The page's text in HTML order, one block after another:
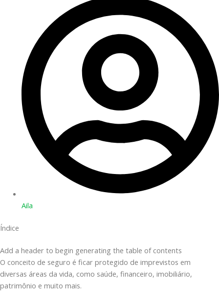
Aila
Índice
Add a header to begin generating the table of contents
O conceito de seguro é ficar protegido de imprevistos em
diversas áreas da vida, como saúde, financeiro, imobiliário,
patrimônio e muito mais.